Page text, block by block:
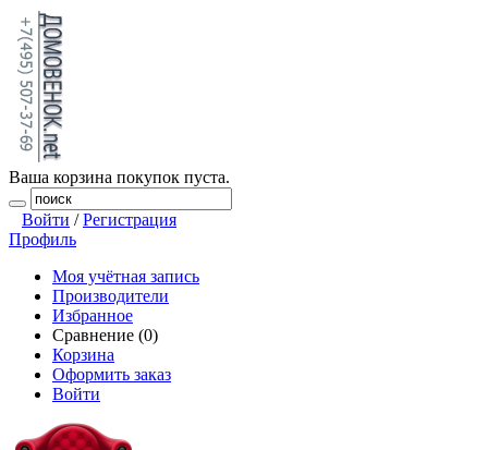
Ваша корзина покупок пуста.
Войти /Регистрация
Профиль
Моя учётная запись
Производители
Избранное
Сравнение (0)
Корзина
Оформить заказ
Войти